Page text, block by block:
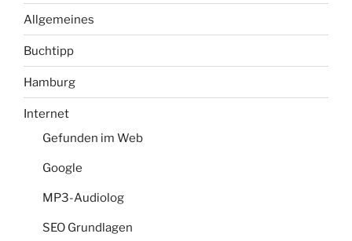
Allgemeines
Buchtipp
Hamburg
Internet
Gefunden im Web
Google
MP3-Audiolog
SEO Grundlagen